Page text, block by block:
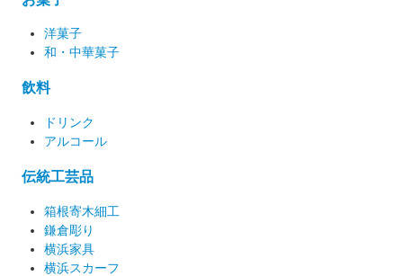
洋菓子
和・中華菓子
飲料
ドリンク
アルコール
伝統工芸品
箱根寄木細工
鎌倉彫り
横浜家具
横浜スカーフ